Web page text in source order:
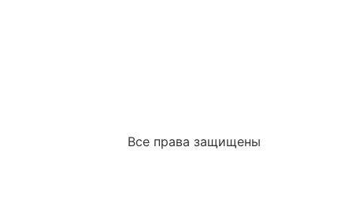
Все права защищены